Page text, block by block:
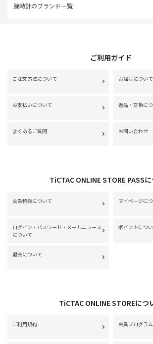
腕時計のブランド一覧
ご利用ガイド
ご注文方法について お届けについて
お支払いについて 返品・交換に
よくあるご質問 お問い合わせ
TiCTAC ONLINE STORE PASS
会員特典について マイページに
ログイン・パスワード・メールニュース
について
ポイントにつ
退会について
TiCTAC ONLINE STOREにつ
ご利用規約 会員プログラ